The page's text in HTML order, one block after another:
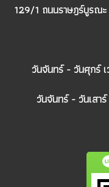
129/1 ถนนราษฎร์บูรณ
วันจันทร์ - วันศุกร์
วันจันทร์ - วันเสา